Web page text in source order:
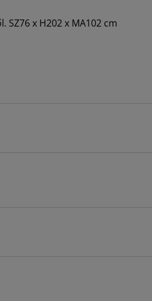
SZ76 x H202 x MA102 cm